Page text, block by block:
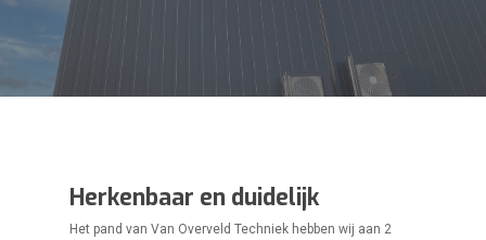
Herkenbaar en duidelijk
Het pand van Van Overveld Techniek hebben wij aan 2